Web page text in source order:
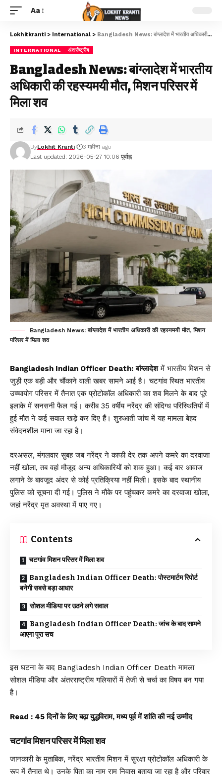
Aa
Lokhitkranti > International > Bangladesh News: बांग्लादेश में भारतीय अधिकारी की रहस्यमयी मौत, मिशन परिसर में मिला शव
INTERNATIONAL अंतर्राष्ट्रीय
Bangladesh News: बांग्लादेश में भारतीय
अधिकारी की रहस्यमयी मौत, मिशन परिसर में
मिला शव
Last updated: 2026-05-27 10:06 पूर्वाह्न
ByLokhit Kranti 3 महीना ago
Bangladesh News: बांग्लादेश में भारतीय अधिकारी की रहस्यमयी मौत, मिशन
परिसर में मिला शव
Bangladesh Indian Officer Death: बांग्लादेशमें भारतीय मिशन से
जुड़ी एक बड़ी और चौंकाने वाली खबर सामने आई है। चटगांव स्थित भारतीय
उच्चायोग परिसर में तैनात एक प्रोटोकॉल अधिकारी का शव मिलने के बाद पूरे
इलाके में सनसनी फैल गई। करीब 35 वर्षीय नरेंद्र की संदिग्ध परिस्थितियों में
हुई मौत ने कई सवाल खड़े कर दिए हैं। शुरुआती जांच में यह मामला बेहद
संवेदनशील माना जा रहा है।
दरअसल, मंगलवार सुबह जब नरेंद्र ने काफी देर तक अपने कमरे का दरवाजा
नहीं खोला, तब वहां मौजूद अन्य अधिकारियों को शक हुआ। कई बार आवाज
लगाने के बावजूद अंदर से कोई प्रतिक्रिया नहीं मिली। इसके बाद स्थानीय
पुलिस को सूचना दी गई। पुलिस ने मौके पर पहुंचकर कमरे का दरवाजा खोला,
जहां नरेंद्र मृत अवस्था में पाए गए।
Contents
चटगांव मिशन परिसर में मिला शव
Bangladesh Indian Officer Death: पोस्टमार्टम रिपोर्ट
बनेगी सबसे बड़ा आधार
सोशल मीडिया पर उठने लगे सवाल
Bangladesh Indian Officer Death: जांच के बाद सामने
आएगा पूरा सच
इस घटना के बाद Bangladesh Indian Officer Death मामला
सोशल मीडिया और अंतरराष्ट्रीय गलियारों में तेजी से चर्चा का विषय बन गया
है।
Read : 45 दिनों के लिए बढ़ा युद्धविराम, मध्य पूर्व में शांति की नई उम्मीद
चटगांव मिशन परिसर में मिला शव
जानकारी के मुताबिक, नरेंद्र भारतीय मिशन में सुरक्षा प्रोटोकॉल अधिकारी के
रूप में तैनात थे। उनके पिता का नाम राम निवास बताया जा रहा है और परिवार